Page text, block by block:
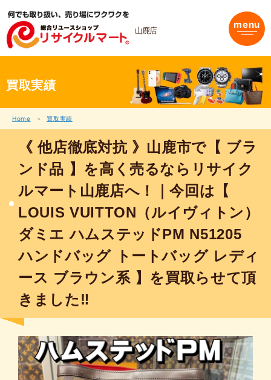
ス
山鹿店 menu
買取実績
Home 買取実績
《 他店徹底対抗 》山鹿市で【 ブラ
ンド品 】を高く売るならリサイク
ルマート山鹿店へ！｜今回は【
LOUIS VUITTON（ルイヴィトン）
ダミエ ハムステッドPM N51205
ハンドバッグ トートバッグ レディ
ース ブラウン系 】を買取らせて頂
きました‼︎